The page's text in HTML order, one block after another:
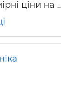
ремонтні
ціни на